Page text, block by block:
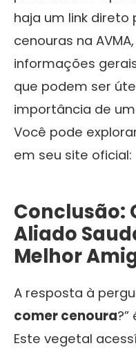
haja um link
cenouras na
informações
que podem ser
importância de
Você pode
em seu site oficial:
Conclusão:
Aliado
Melhor
A resposta à
comer cenoura
Este vegetal